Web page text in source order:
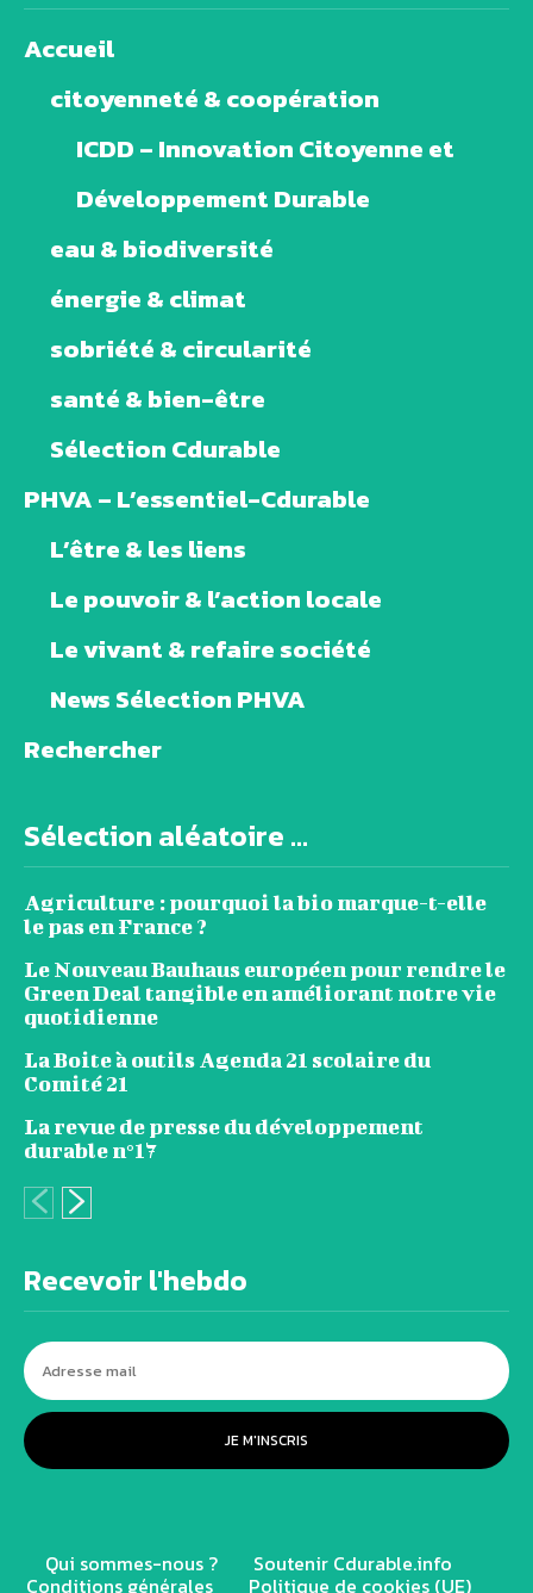
Accueil
citoyenneté & coopération
ICDD – Innovation Citoyenne et
Développement Durable
eau & biodiversité
énergie & climat
sobriété & circularité
santé & bien-être
Sélection Cdurable
PHVA – L’essentiel-Cdurable
L’être & les liens
Le pouvoir & l’action locale
Le vivant & refaire société
News Sélection PHVA
Rechercher
Sélection aléatoire ...
Agriculture : pourquoi la bio marque-t-elle
le pas en France ?
Le Nouveau Bauhaus européen pour rendre le
Green Deal tangible en améliorant notre vie
quotidienne
La Boite à outils Agenda 21 scolaire du
Comité 21
La revue de presse du développement
durable n°17
Recevoir l'hebdo
JE M'INSCRIS
Qui sommes-nous ? Soutenir Cdurable.info
Conditions générales Politique de cookies (UE)